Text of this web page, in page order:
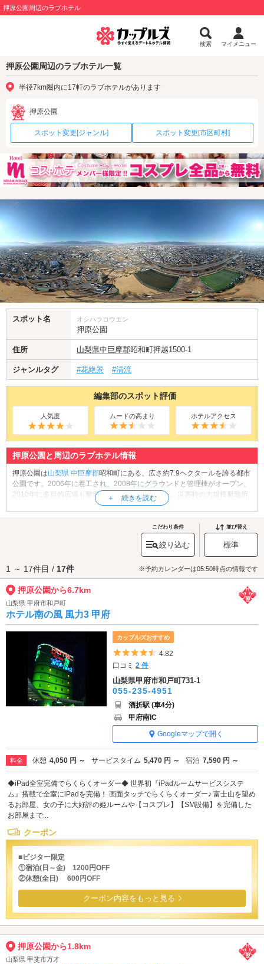
押原公園周辺のラブホテル
検索 マイメニュー
押原公園周辺のラブホテル一覧
半径7km圏内に17軒のラブホテルがあります
押原公園
スポット変更[ジャンル] スポット変更[市区町村]
スポット名 オシハラコウエン
押原公園
住所 山梨県中巨摩郡昭和町押越1500-1
ジャンルタグ #花絶景 #清流
編集部のスポット評価
人気度 ムードの高まり ホテルアクセス
押原公園と周辺のラブホテル情報
押原公園は山梨県 中巨摩郡昭和町にある、広さ約7.9ヘクタールを誇る都市
公園です。2006年に着工され、2008年にグラウンドと管理棟がオープン、
2010年に多目的広場も整備され全面開業しました。災害時の大規模避難所
機能を備える一方で、普段はピクニック、スポーツ、散策など、多彩なア
にはJリーグ・ヴァンフォーレ甲府の練習場としても使われる天然芝グラウ
ンド、子どもたちに人気の遊具広場、親水施設などが点在。広大な空の
、南アルプス、八ヶ岳の大パノラマを背景に、恋人と一緒にの
びのびと休日を満喫すれば、心も体もリフレッシュできるはずです。
押原公園へは 甲府昭和インター周辺エリアのラブホテルからもアクセスが
便利です。
こだわり条件
絞り込む
並び替え
標準
1 ～ 17件目 / 17件 ※予約カレンダーは05:50時点の情報です
押原公園から6.7km
山梨県 甲府市和戸町
ホテル南の風 風力3 甲府
カップルズおすすめ
5つ星のうち4.5
4.82
口コミ2 件
山梨県甲府市和戸町731-1
055-235-4951
酒折駅 (車4分)
甲府南IC
Googleマップで開く
料金 休憩 4,050 円 ～ サービスタイム 5,470 円 ～ 宿泊 7,590 円 ～
◆iPad全室完備でらくらくオーダー◆ 世界初『iPadルームサービスシステ
ム』搭載で全室にiPadを完備！ 画面タッチでらくらくオーダー♪ 富士山を望め
るお部屋、女の子に大好評の姫ルームや【コスプレ】【SM設備】を完備した
お部屋まで...
クーポン
■ビジター限定
①宿泊(日～金) 1200円OFF
②休憩(全日) 600円OFF
クーポン内容をもっと見る
押原公園から1.8km
山梨県 甲斐市万才